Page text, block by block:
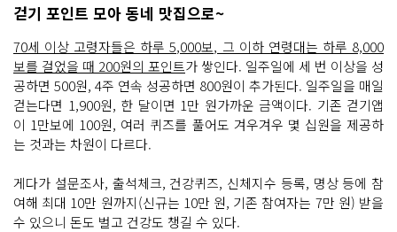
걷기 포인트 모아 동네 맛집으로~
70세 이상 고령자들은 하루 5,000보, 그 이하 연령대는 하루 8,000
보를 걸었을 때 200원의 포인트가 쌓인다. 일주일에 세 번 이상을 성
공하면 500원, 4주 연속 성공하면 800원이 추가된다. 일주일을 매일
걷는다면 1,900원, 한 달이면 1만 원가까운 금액이다. 기존 걷기앱
이 1만보에 100원, 여러 퀴즈를 풀어도 겨우겨우 몇 십원을 제공하
는 것과는 차원이 다르다.
게다가 설문조사, 출석체크, 건강퀴즈, 신체지수 등록, 명상 등에 참
여해 최대 10만 원까지(신규는 10만 원, 기존 참여자는 7만 원) 받을
수 있으니 돈도 벌고 건강도 챙길 수 있다.